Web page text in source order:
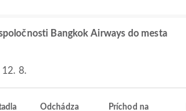
Bangkok Airways do mesta
12. 8.
Odchádza Príchod na